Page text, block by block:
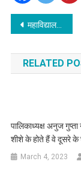
Post
महाविद्यालयों में दिया जायेगा उद्यमिता एवं कौशल विकास प्रशिक्षण
RELATED
पालिकाध्यक्ष अनुज
शीशे के होते हैं वे दूसरे
March 4, 2023